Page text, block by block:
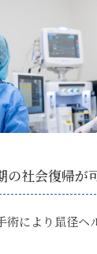
の社会復帰が
術により鼠径ヘ